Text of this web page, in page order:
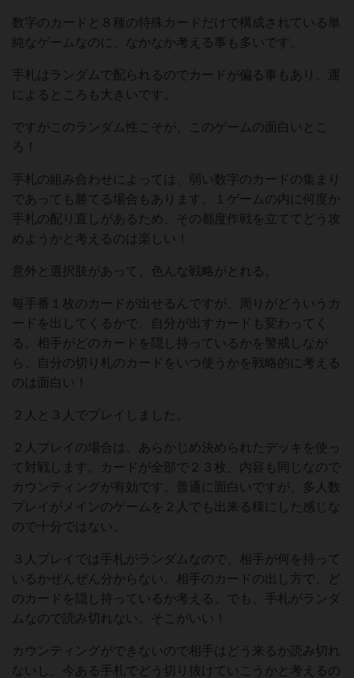
数字のカードと８種の特殊カードだけで構成されている単
純なゲームなのに、なかなか考える事も多いです。
手札はランダムで配られるのでカードが偏る事もあり、運
によるところも大きいです。
ですがこのランダム性こそが、このゲームの面白いとこ
ろ！
手札の組み合わせによっては、弱い数字のカードの集まり
であっても勝てる場合もあります。１ゲームの内に何度か
手札の配り直しがあるため、その都度作戦を立ててどう攻
めようかと考えるのは楽しい！
意外と選択肢があって、色んな戦略がとれる。
毎手番１枚のカードが出せるんですが、周りがどういうカ
ードを出してくるかで、自分が出すカードも変わってく
る。相手がどのカードを隠し持っているかを警戒しなが
ら、自分の切り札のカードをいつ使うかを戦略的に考える
のは面白い！
２人と３人でプレイしました。
２人プレイの場合は、あらかじめ決められたデッキを使っ
て対戦します。カードが全部で２３枚、内容も同じなので
カウンティングが有効です。普通に面白いですが、多人数
プレイがメインのゲームを２人でも出来る様にした感じな
ので十分ではない。
３人プレイでは手札がランダムなので、相手が何を持って
いるかぜんぜん分からない。相手のカードの出し方で、ど
のカードを隠し持っているか考える。でも、手札がランダ
ムなので読み切れない。そこがいい！
カウンティングができないので相手はどう来るか読み切れ
ないし、今ある手札でどう切り抜けていこうかと考えるの